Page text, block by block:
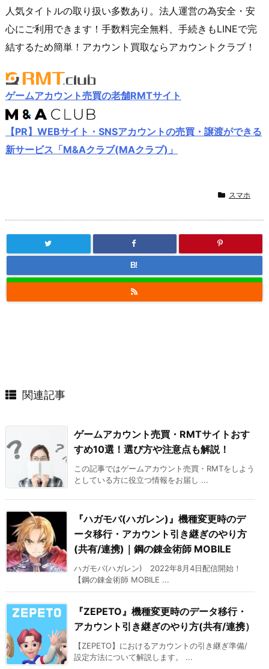
人気タイトルの取り扱い多数あり。法人運営の為安全・安
心にご利用できます！手数料完全無料、手続きもLINEで完
結するため簡単！アカウント買取ならアカウントクラブ！
ゲームアカウント売買の老舗RMTサイト
【PR】WEBサイト・SNSアカウントの売買・譲渡ができる
新サービス「M&Aクラブ(MAクラブ)」
スマホ
B!
関連記事
ゲームアカウント売買・RMTサイトおす
すめ10選！選び方や注意点も解説！
この記事ではゲームアカウント売買・RMTをしよう
としている方に役立つ情報をお届し ...
『ハガモバ(ハガレン)』機種変更時のデ
ータ移行・アカウント引き継ぎのやり方
(共有/連携)｜鋼の錬金術師 MOBILE
ハガモバ(ハガレン) 2022年8月4日配信開始！
【鋼の錬金術師 MOBILE ...
『ZEPETO』機種変更時のデータ移行・
アカウント引き継ぎのやり方(共有/連携）
【ZEPETO】におけるアカウントの引き継ぎ準備/
設定方法について解説します。 ...